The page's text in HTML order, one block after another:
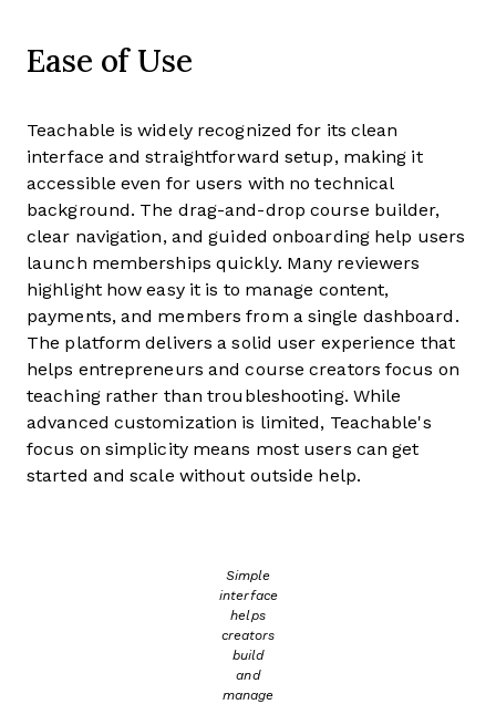
Ease of Use
Teachable is widely recognized for its clean
interface and straightforward setup, making it
accessible even for users with no technical
background. The drag-and-drop course builder,
clear navigation, and guided onboarding help users
launch memberships quickly. Many reviewers
highlight how easy it is to manage content,
payments, and members from a single dashboard.
The platform delivers a solid user experience that
helps entrepreneurs and course creators focus on
teaching rather than troubleshooting. While
advanced customization is limited, Teachable's
focus on simplicity means most users can get
started and scale without outside help.
Simple
interface
helps
creators
build
and
manage